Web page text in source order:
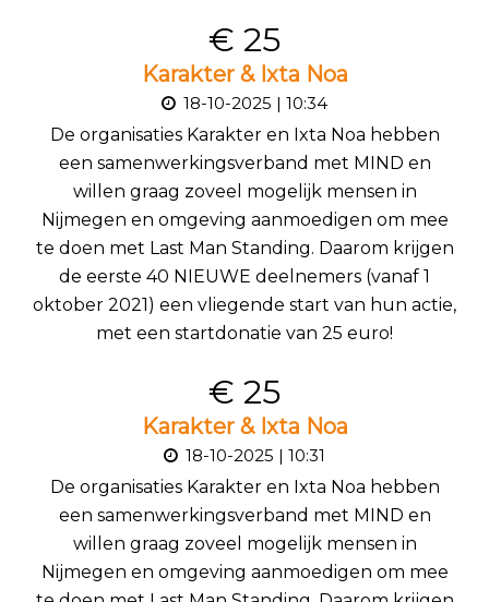
€ 25
Karakter & Ixta Noa
18-10-2025 | 10:34
De organisaties Karakter en Ixta Noa hebben
een samenwerkingsverband met MIND en
willen graag zoveel mogelijk mensen in
Nijmegen en omgeving aanmoedigen om mee
te doen met Last Man Standing. Daarom krijgen
de eerste 40 NIEUWE deelnemers (vanaf 1
oktober 2021) een vliegende start van hun actie,
met een startdonatie van 25 euro!
€ 25
Karakter & Ixta Noa
18-10-2025 | 10:31
De organisaties Karakter en Ixta Noa hebben
een samenwerkingsverband met MIND en
willen graag zoveel mogelijk mensen in
Nijmegen en omgeving aanmoedigen om mee